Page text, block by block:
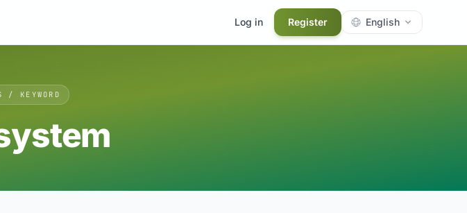
Log in Register English
/ KEYWORD